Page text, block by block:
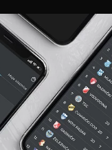
TÁMOGATÓK NEWS